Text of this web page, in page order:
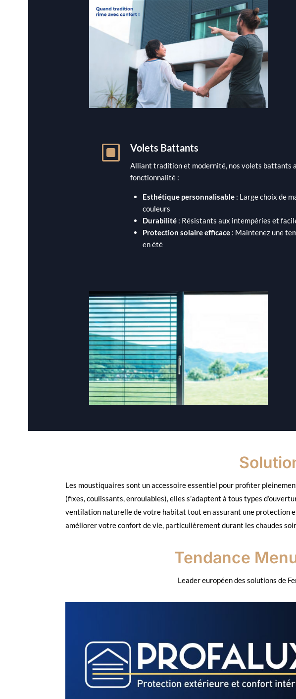
W Volets Battants
Alliant tradition et modernité, nos volets battants
fonctionnalité :
Esthétique personnalisable : Large choix de
couleurs
Durabilité : Résistants aux intempéries et
Protection solaire efficace : Maintenez une
en été
Les moustiquaires sont un accessoire essentiel pour profiter
(fixes, coulissants, enroulables), elles s’adaptent à tous types
ventilation naturelle de votre habitat tout en assurant une protection
améliorer votre confort de vie, particulièrement durant les chaudes
Tendance
Leader européen des solutions de